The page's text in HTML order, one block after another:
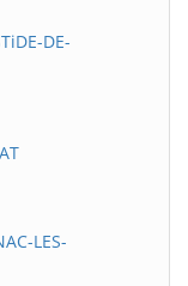
DE-
LES-